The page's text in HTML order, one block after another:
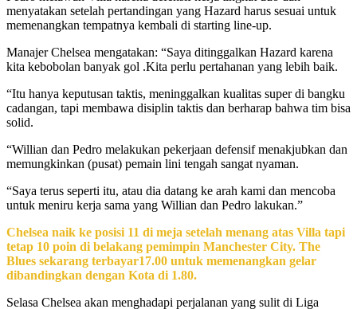
menyatakan setelah pertandingan yang Hazard harus sesuai untuk
memenangkan tempatnya kembali di starting line-up.
Manajer Chelsea mengatakan: “Saya ditinggalkan Hazard karena
kita kebobolan banyak gol .Kita perlu pertahanan yang lebih baik.
“Itu hanya keputusan taktis, meninggalkan kualitas super di bangku
cadangan, tapi membawa disiplin taktis dan berharap bahwa tim bisa
solid.
“Willian dan Pedro melakukan pekerjaan defensif menakjubkan dan
memungkinkan (pusat) pemain lini tengah sangat nyaman.
“Saya terus seperti itu, atau dia datang ke arah kami dan mencoba
untuk meniru kerja sama yang Willian dan Pedro lakukan.”
Chelsea naik ke posisi 11 di meja setelah menang atas Villa tapi
tetap 10 poin di belakang pemimpin Manchester City. The
Blues sekarang terbayar17.00 untuk memenangkan gelar
dibandingkan dengan Kota di 1.80.
Selasa Chelsea akan menghadapi perjalanan yang sulit di Liga